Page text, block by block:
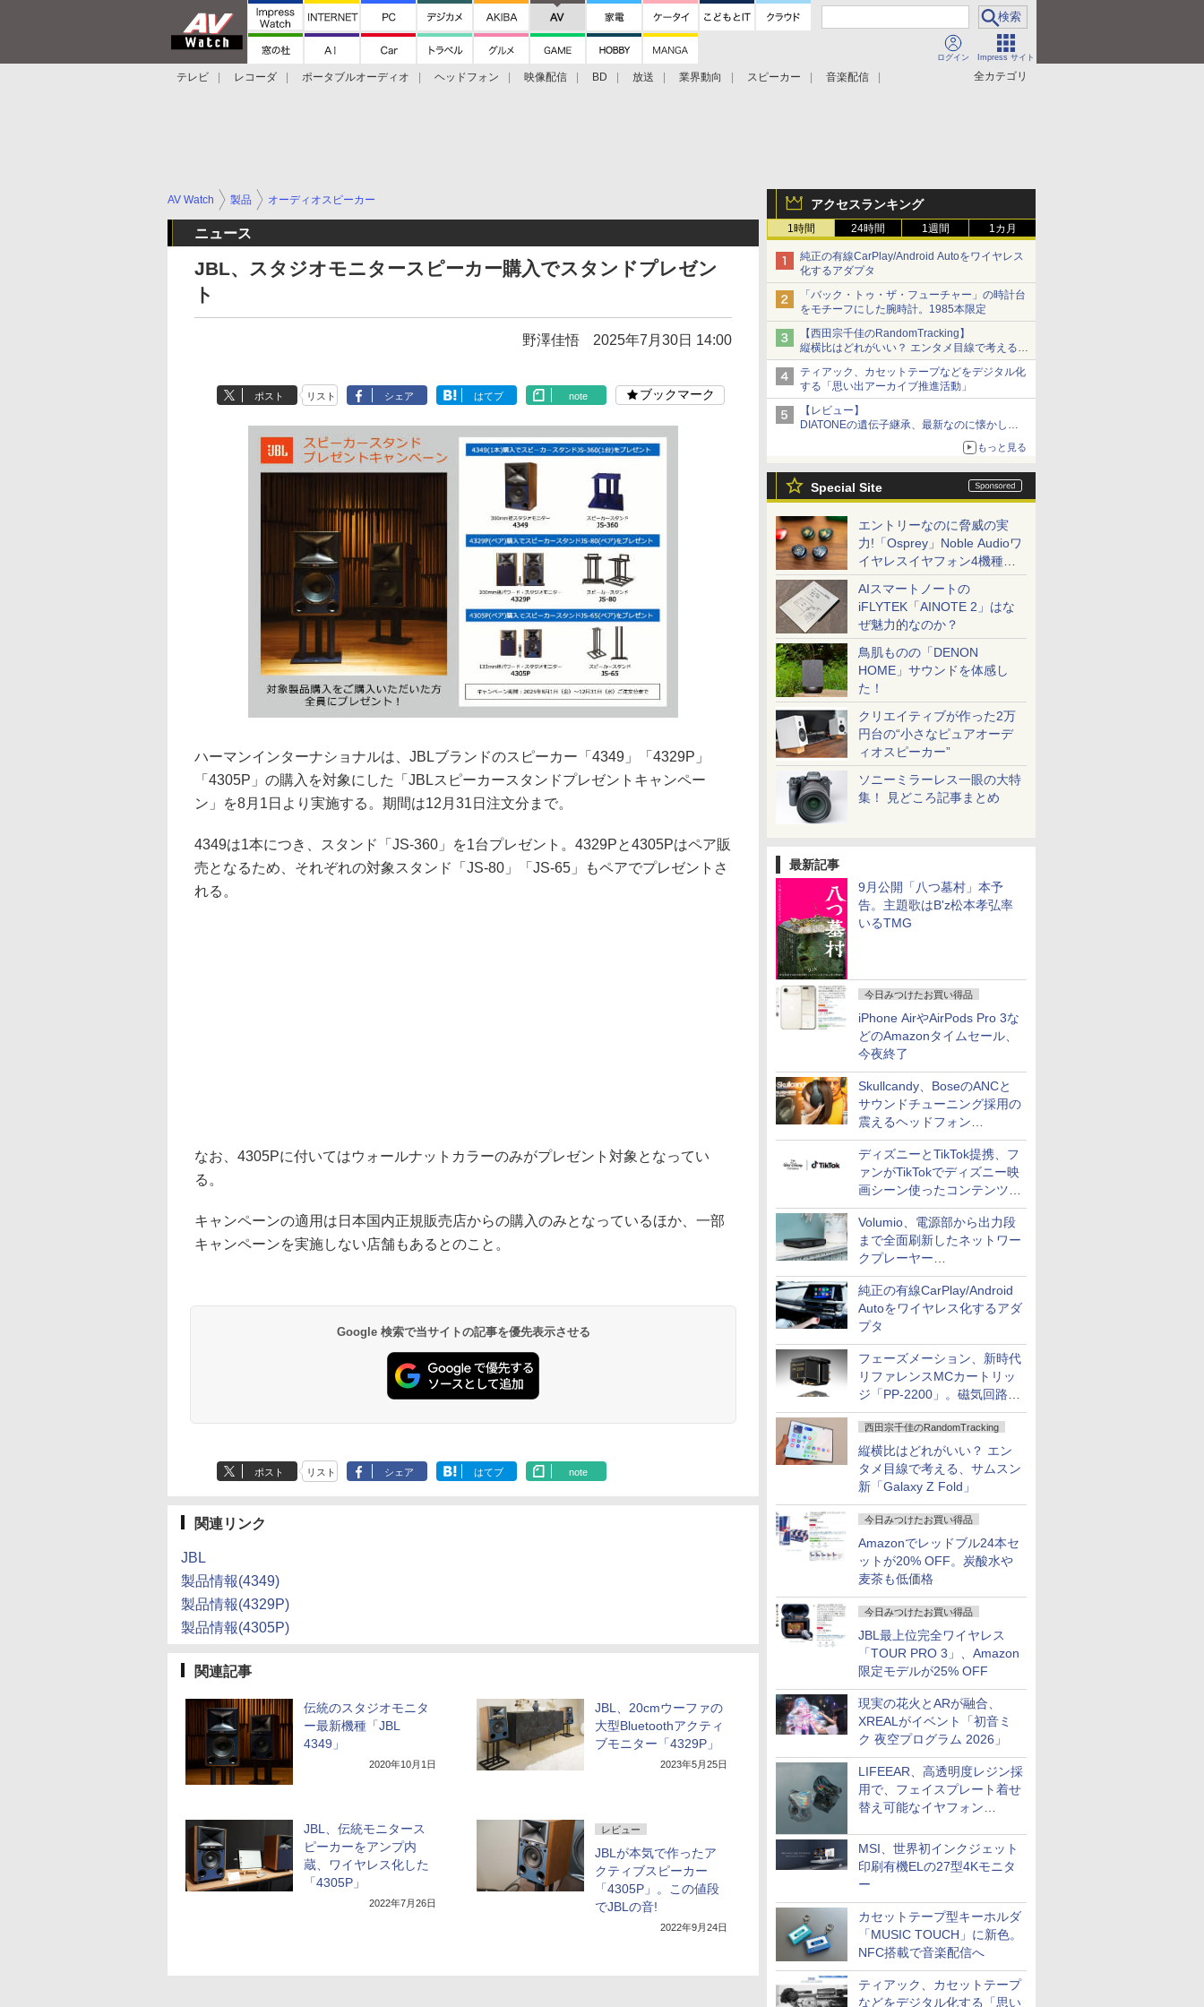
ログイン Impress サイト
全カテゴリ
テレビ レコーダ ポータブルオーディオ ヘッドフォン 映像配信 BD 放送 業界動向 スピーカー
音楽配信
アクセスランキング
1時間 24時間 1週間 1カ月
純正の有線CarPlay/Android Autoをワイヤレス
化するアダプタ
「バック・トゥ・ザ・フューチャー」の時計台
をモチーフにした腕時計。1985本限定
【西田宗千佳のRandomTracking】
縦横比はどれがいい？ エンタメ目線で考える、
サムスン新「Galaxy Z Fold」
ティアック、カセットテープなどをデジタル化
する「思い出アーカイブ推進活動」
【レビュー】
DIATONEの遺伝子継承、最新なのに懐かし
い“惚れる音”Tecnologia e Cuore「DS-TC52B」
もっと見る
Special Site
エントリーなのに脅威の実
力!「Osprey」Noble Audioワ
イヤレスイヤフォン4機種を
一気に聴く
AIスマートノートの
iFLYTEK「AINOTE 2」はな
ぜ魅力的なのか？
鳥肌ものの「DENON
HOME」サウンドを体感し
た！
クリエイティブが作った2万
円台の“小さなピュアオーデ
ィオスピーカー”
ソニーミラーレス一眼の大特
集！ 見どころ記事まとめ
最新記事
9月公開「八つ墓村」本予
告。主題歌はB'z松本孝弘率
いるTMG
今日みつけたお買い得品
iPhone AirやAirPods Pro 3な
どのAmazonタイムセール、
今夜終了
Skullcandy、BoseのANCと
サウンドチューニング採用の
震えるヘッドフォン
「Crusher 1080 ANC」
ディズニーとTikTok提携、フ
ァンがTikTokでディズニー映
画シーン使ったコンテンツ制
作、Disney+にも配信
Volumio、電源部から出力段
まで全面刷新したネットワー
クプレーヤー
「Primo（2026）」
純正の有線CarPlay/Android
Autoをワイヤレス化するアダ
プタ
フェーズメーション、新時代
リファレンスMCカートリッ
ジ「PP-2200」。磁気回路や
ハウジングを根本から見直し
西田宗千佳のRandomTracking
縦横比はどれがいい？ エン
タメ目線で考える、サムスン
新「Galaxy Z Fold」
今日みつけたお買い得品
Amazonでレッドブル24本セ
ットが20% OFF。炭酸水や
麦茶も低価格
今日みつけたお買い得品
JBL最上位完全ワイヤレス
「TOUR PRO 3」、Amazon
限定モデルが25% OFF
現実の花火とARが融合、
XREALがイベント「初音ミ
ク 夜空プログラム 2026」
LIFEEAR、高透明度レジン採
用で、フェイスプレート着せ
替え可能なイヤフォン
MSI、世界初インクジェット
印刷有機ELの27型4Kモニタ
ー
カセットテープ型キーホルダ
「MUSIC TOUCH」に新色。
NFC搭載で音楽配信へ
ティアック、カセットテープ
などをデジタル化する「思い
AV Watch 製品 オーディオスピーカー
ニュース
JBL、スタジオモニタースピーカー購入でスタンドプレゼン
ト
野澤佳悟 2025年7月30日 14:00
ポスト リスト シェア はてブ note ブックマーク
ハーマンインターナショナルは、JBLブランドのスピーカー「4349」「4329P」
「4305P」の購入を対象にした「JBLスピーカースタンドプレゼントキャンペー
ン」を8月1日より実施する。期間は12月31日注文分まで。
4349は1本につき、スタンド「JS-360」を1台プレゼント。4329Pと4305Pはペア販
売となるため、それぞれの対象スタンド「JS-80」「JS-65」もペアでプレゼントさ
れる。
なお、4305Pに付いてはウォールナットカラーのみがプレゼント対象となってい
る。
キャンペーンの適用は日本国内正規販売店からの購入のみとなっているほか、一部
キャンペーンを実施しない店舗もあるとのこと。
Google 検索で当サイトの記事を優先表示させる
ポスト リスト シェア はてブ note
関連リンク
JBL
製品情報(4349)
製品情報(4329P)
製品情報(4305P)
関連記事
伝統のスタジオモニタ
ー最新機種「JBL
4349」
2020年10月1日
JBL、20cmウーファの
大型Bluetoothアクティ
ブモニター「4329P」
2023年5月25日
JBL、伝統モニタース
ピーカーをアンプ内
蔵、ワイヤレス化した
「4305P」
2022年7月26日
レビュー
JBLが本気で作ったア
クティブスピーカー
「4305P」。この値段
でJBLの音!
2022年9月24日